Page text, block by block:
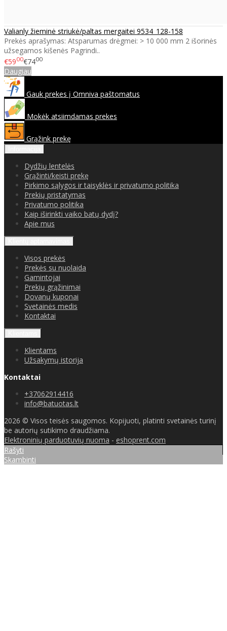
Valianly žieminė striukė/paltas mergaitei 9534_128-158
Prekės aprašymas: Atsparumas drėgmei: > 10 000 mm 2 išorinės
užsegamos kišenės Pagrindi..
€5900€7400
Daugiau
Gauk prekes į Omniva paštomatus
Mokėk atsiimdamas prekes
Grąžink prekę
Dydžių lentelės
Grąžinti/keisti prekę
Pirkimo sąlygos ir taisyklės ir privatumo politika
Prekių pristatymas
Privatumo politika
Kaip iširinkti vaiko batų dydį?
Apie mus
Visos prekės
Prekės su nuolaida
Gamintojai
Prekių grąžinimai
Dovanų kuponai
Svetainės medis
Kontaktai
Klientams
Užsakymų istorija
Kontaktai
+37062914416
info@batuotas.lt
2026 © Visos teisės saugomos. Kopijuoti, platinti svetainės turinį
be autorių sutikimo draudžiama.
Elektroninių parduotuvių nuoma - eshoprent.com
Rašyti
Skambinti